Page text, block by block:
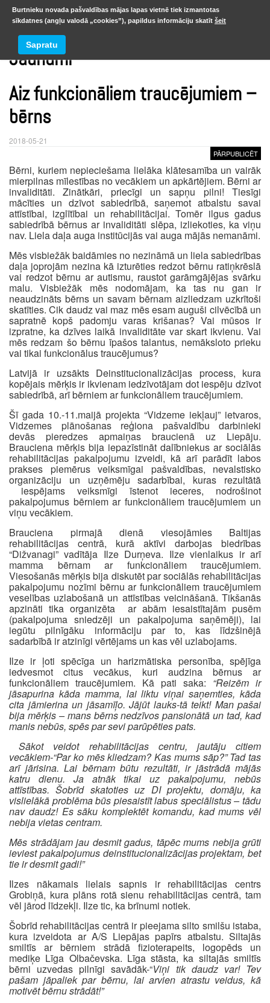
Jaunumi
Aiz funkcionāliem traucējumiem –
bērns
2018-05-21
PĀRPUBLICĒT
Bērni, kuriem nepieciešama lielāka klātesamība un vairāk
mierpilnas mīlestības no vecākiem un apkārtējiem. Bērni ar
invaliditāti. Zinātkāri, priecīgi un sapņu pilni! Tiesīgi
mācīties un dzīvot sabiedrībā, saņemot atbalstu savai
attīstībai, izglītībai un rehabilitācijai. Tomēr ilgus gadus
sabiedrībā bērnus ar invaliditāti slēpa, izliekoties, ka viņu
nav. Liela daļa auga institūcijās vai auga mājās nemanāmi.
Mēs visbiežāk baidāmies no nezināmā un liela sabiedrības
daļa joprojām nezina kā izturēties redzot bērnu ratiņkrēslā
vai redzot bērnu ar autismu, raustot garāmgājējas svārku
malu. Visbiežāk mēs nodomājam, ka tas nu gan ir
neaudzināts bērns un savam bērnam aizliedzam uzkrītoši
skatīties. Cik daudz vai maz mēs esam auguši cilvēcībā un
sapratnē kopš padomju varas krišanas? Vai mūsos ir
izpratne, ka dzīves laikā invaliditāte var skart ikvienu. Vai
mēs redzam šo bērnu īpašos talantus, nemāksloto prieku
vai tikai funkcionālus traucējumus?
Latvijā ir uzsākts Deinstitucionalizācijas process, kura
kopējais mērķis ir ikvienam iedzīvotājam dot iespēju dzīvot
sabiedrībā, arī bērniem ar funkcionāliem traucējumiem.
Šī gada 10.-11.maijā projekta “Vidzeme iekļauj” ietvaros,
Vidzemes plānošanas reģiona pašvaldību darbinieki
devās pieredzes apmaiņas braucienā uz Liepāju.
Brauciena mērķis bija iepazīstināt dalībniekus ar sociālās
rehabilitācijas pakalpojumu izveidi, kā arī parādīt labos
prakses piemērus veiksmīgai pašvaldības, nevalstisko
organizāciju un uzņēmēju sadarbībai, kuras rezultātā
iespējams veiksmīgi īstenot ieceres, nodrošinot
pakalpojumus bērniem ar funkcionāliem traucējumiem un
viņu vecākiem.
Brauciena pirmajā dienā viesojāmies Baltijas
rehabilitācijas centrā, kurā aktīvi darbojas biedrības
“Dižvanagi” vadītāja Ilze Durņeva. Ilze vienlaikus ir arī
mamma bērnam ar funkcionāliem traucējumiem.
Viesošanās mērķis bija diskutēt par sociālās rehabilitācijas
pakalpojumu nozīmi bērnu ar funkcionāliem traucējumiem
veselības uzlabošanā un attīstības veicināšanā. Tikšanās
apzināti tika organizēta ar abām iesaistītajām pusēm
(pakalpojuma sniedzēji un pakalpojuma saņēmēji), lai
iegūtu pilnīgāku informāciju par to, kas līdzšinējā
sadarbībā ir atzinīgi vērtējams un kas vēl uzlabojams.
Ilze ir ļoti spēcīga un harizmātiska personība, spējīga
iedvesmot citus vecākus, kuri audzina bērnus ar
funkcionāliem traucējumiem. Kā pati saka: “Reizēm ir
jāsapurina kāda mamma, lai liktu viņai saņemties, kāda
cita jāmierina un jāsamīļo. Jājūt lauks-tā teikt! Man pašai
bija mērķis – mans bērns nedzīvos pansionātā un tad, kad
manis nebūs, spēs par sevi parūpēties pats.
Sākot veidot rehabilitācijas centru, jautāju citiem
vecākiem-“Par ko mēs kliedzam? Kas mums sāp?” Tad tas
arī jārisina. Lai bērnam būtu rezultāti, ir jāstrādā mājās
katru dienu. Ja atnāk tikai uz pakalpojumu, nebūs
attīstības. Šobrīd skatoties uz DI projektu, domāju, ka
vislielākā problēma būs piesaistīt labus speciālistus – tādu
nav daudz! Es sāku komplektēt komandu, kad mums vēl
nebija vietas centram.
Mēs strādājam jau desmit gadus, tāpēc mums nebija grūti
ieviest pakalpojumus deinstitucionalizācijas projektam, bet
tie ir desmit gadi!”
Ilzes nākamais lielais sapnis ir rehabilitācijas centrs
Grobiņā, kura plāns rotā sienu rehabilitācijas centrā, tam
vēl jārod līdzekļi. Ilze tic, ka brīnumi notiek.
Šobrīd rehabilitācijas centrā ir pieejama silto smilšu istaba,
kura izveidota ar A/S Liepājas papīrs atbalstu. Siltajās
smiltīs ar bērniem strādā fizioterapeits, logopēds un
mediķe Līga Olbačevska. Līga stāsta, ka siltajās smiltīs
bērni uzvedas pilnīgi savādāk-“Viņi tik daudz var! Tev
pašam jāpaliek par bērnu, lai arvien atrastu veidus, kā
motivēt bērnu strādāt!”
Burtnieku novada pašvaldības mājas lapas vietnē tiek izmantotas
sīkdatnes (angļu valodā „cookies”), papildus informāciju skatīt šeit
Sapratu